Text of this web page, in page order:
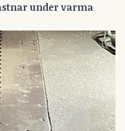
under varma